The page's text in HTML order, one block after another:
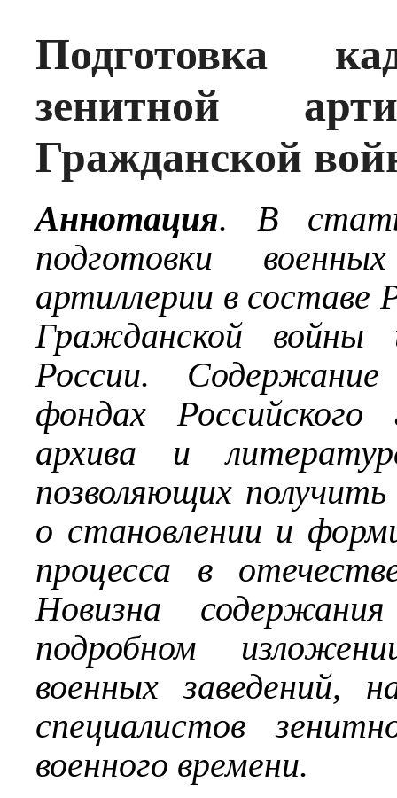
Подготовка
зенитной
Гражданской
Аннотация. В
подготовки
артиллерии в составе
Гражданской войны
России.
фондах Российского
архива и
позволяющих
о становлении и
процесса в
Новизна
подробном
военных заведений,
специалистов
военного времени.